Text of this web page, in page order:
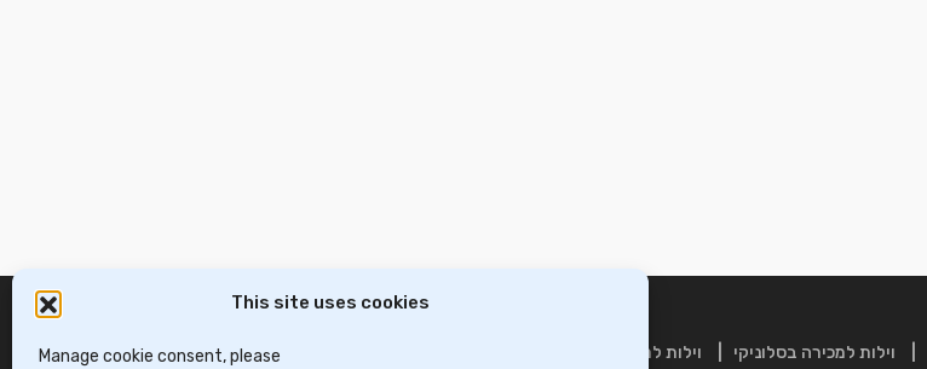
This site uses cookies
Manage cookie consent, please וילות למכירה בסלוניקי וילות למכירה בכרתים